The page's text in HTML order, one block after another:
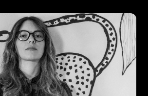
Inscribir
Boletería